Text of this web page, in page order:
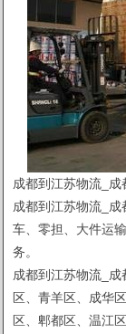
成都到江苏物流_成
成都到江苏物流_
车、零担、大件运
务。
成都到江苏物流_
区、青羊区、成华
区、郫都区、温江